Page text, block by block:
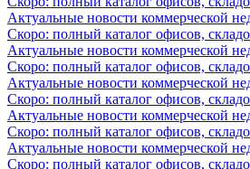
Актуальные новости коммерческой
Скоро: полный каталог офисов,
Актуальные новости коммерческой
Скоро: полный каталог офисов,
Актуальные новости коммерческой
Скоро: полный каталог офисов,
Актуальные новости коммерческой
Скоро: полный каталог офисов,
Актуальные новости коммерческой
Скоро: полный каталог офисов,